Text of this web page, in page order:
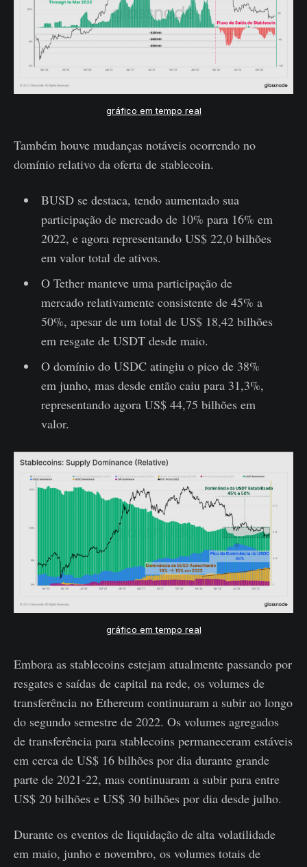
gráfico em tempo real
Também houve mudanças notáveis ​​ocorrendo no
domínio relativo da oferta de stablecoin.
BUSD se destaca, tendo aumentado sua
participação de mercado de 10% para 16% em
2022, e agora representando US$ 22,0 bilhões
em valor total de ativos.
O Tether manteve uma participação de
mercado relativamente consistente de 45% a
50%, apesar de um total de US$ 18,42 bilhões
em resgate de USDT desde maio.
O domínio do USDC atingiu o pico de 38%
em junho, mas desde então caiu para 31,3%,
representando agora US$ 44,75 bilhões em
valor.
gráfico em tempo real
Embora as stablecoins estejam atualmente passando por
resgates e saídas de capital na rede, os volumes de
transferência no Ethereum continuaram a subir ao longo
do segundo semestre de 2022. Os volumes agregados
de transferência para stablecoins permaneceram estáveis
​​em cerca de US$ 16 bilhões por dia durante grande
parte de 2021-22, mas continuaram a subir para entre
US$ 20 bilhões e US$ 30 bilhões por dia desde julho.
Durante os eventos de liquidação de alta volatilidade
em maio, junho e novembro, os volumes totais de